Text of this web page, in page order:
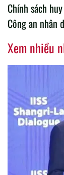
Chính sách
Công an nhân
Xem nhiều